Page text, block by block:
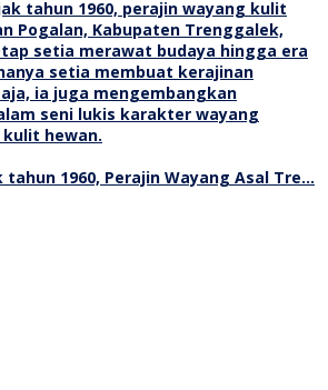
tahun 1960, Perajin Wayang Asal Tre…